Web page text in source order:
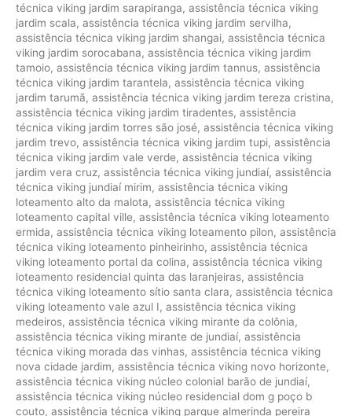
técnica viking jardim sarapiranga, assistência técnica viking
jardim scala, assistência técnica viking jardim servilha,
assistência técnica viking jardim shangai, assistência técnica
viking jardim sorocabana, assistência técnica viking jardim
tamoio, assistência técnica viking jardim tannus, assistência
técnica viking jardim tarantela, assistência técnica viking
jardim tarumã, assistência técnica viking jardim tereza cristina,
assistência técnica viking jardim tiradentes, assistência
técnica viking jardim torres são josé, assistência técnica viking
jardim trevo, assistência técnica viking jardim tupi, assistência
técnica viking jardim vale verde, assistência técnica viking
jardim vera cruz, assistência técnica viking jundiaí, assistência
técnica viking jundiaí mirim, assistência técnica viking
loteamento alto da malota, assistência técnica viking
loteamento capital ville, assistência técnica viking loteamento
ermida, assistência técnica viking loteamento pilon, assistência
técnica viking loteamento pinheirinho, assistência técnica
viking loteamento portal da colina, assistência técnica viking
loteamento residencial quinta das laranjeiras, assistência
técnica viking loteamento sítio santa clara, assistência técnica
viking loteamento vale azul I, assistência técnica viking
medeiros, assistência técnica viking mirante da colônia,
assistência técnica viking mirante de jundiaí, assistência
técnica viking morada das vinhas, assistência técnica viking
nova cidade jardim, assistência técnica viking novo horizonte,
assistência técnica viking núcleo colonial barão de jundiaí,
assistência técnica viking núcleo residencial dom g poço b
couto, assistência técnica viking parque almerinda pereira